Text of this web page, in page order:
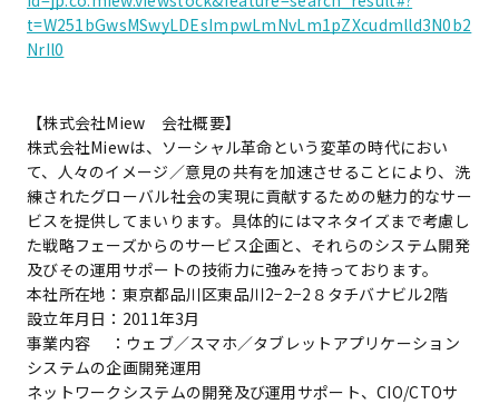
t=W251bGwsMSwyLDEsImpwLmNvLm1pZXcudmlld3N0b2
NrIl0
【株式会社Miew 会社概要】
株式会社Miewは、ソーシャル革命という変革の時代におい
て、人々のイメージ／意見の共有を加速させることにより、洗
練されたグローバル社会の実現に貢献するための魅力的なサー
ビスを提供してまいります。具体的にはマネタイズまで考慮し
た戦略フェーズからのサービス企画と、それらのシステム開発
及びその運用サポートの技術力に強みを持っております。
本社所在地：東京都品川区東品川2−2−2８タチバナビル2階
設立年月日：2011年3月
事業内容 ：ウェブ／スマホ／タブレットアプリケーション
システムの企画開発運用
ネットワークシステムの開発及び運用サポート、CIO/CTOサ